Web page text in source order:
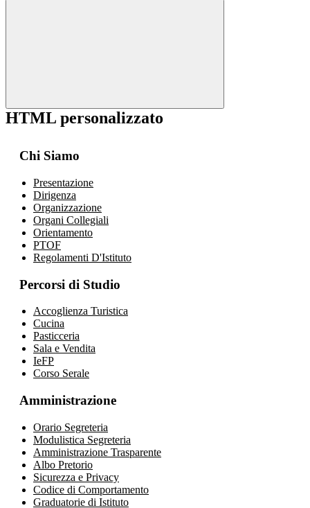
HTML personalizzato
Chi Siamo
Presentazione
Dirigenza
Organizzazione
Organi Collegiali
Orientamento
PTOF
Regolamenti D'Istituto
Percorsi di Studio
Accoglienza Turistica
Cucina
Pasticceria
Sala e Vendita
IeFP
Corso Serale
Amministrazione
Orario Segreteria
Modulistica Segreteria
Amministrazione Trasparente
Albo Pretorio
Sicurezza e Privacy
Codice di Comportamento
Graduatorie di Istituto